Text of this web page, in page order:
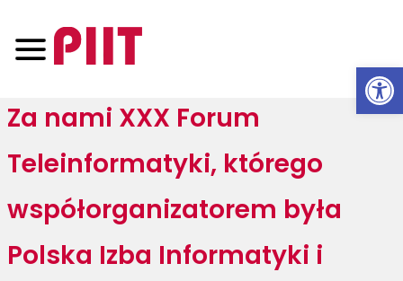
Za nami XXX Forum
Teleinformatyki, którego
współorganizatorem była
Polska Izba Informatyki i